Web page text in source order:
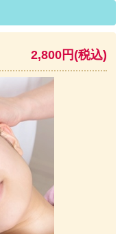
2,800円(税込)